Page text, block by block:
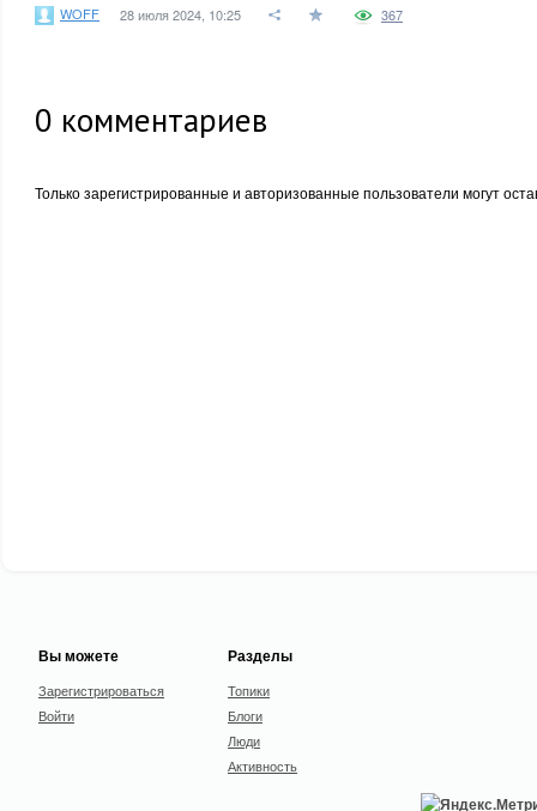
WOFF 28 июля 2024, 10:25 367
0 комментариев
Только зарегистрированные и авторизованные пользователи могут
Вы можете
Зарегистрироваться
Войти
Разделы
Топики
Блоги
Люди
Активность